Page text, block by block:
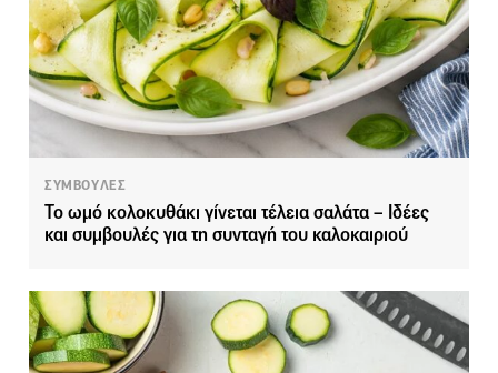
ΣΥΜΒΟΥΛΕΣ
Το ωμό κολοκυθάκι γίνεται τέλεια σαλάτα – Ιδέες
και συμβουλές για τη συνταγή του καλοκαιριού